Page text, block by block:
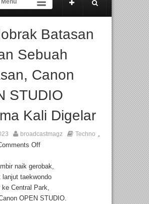
& Queen – feat. Marcello Tahitoe dan Sandhy
Batasan
Sebuah
Canon
STUDIO
Kali Digelar
broadcastmagz Techno ,
Off
naik gerobak,
lanjut taekwondo
ke Central Park,
OPEN STUDIO.